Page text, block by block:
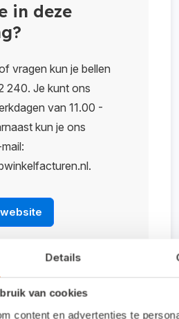
Details
van cookies
content en advertenties te
in deze
vragen kun je bellen
240. Je kunt ons
van 11.00 -
kun je ons
vragen